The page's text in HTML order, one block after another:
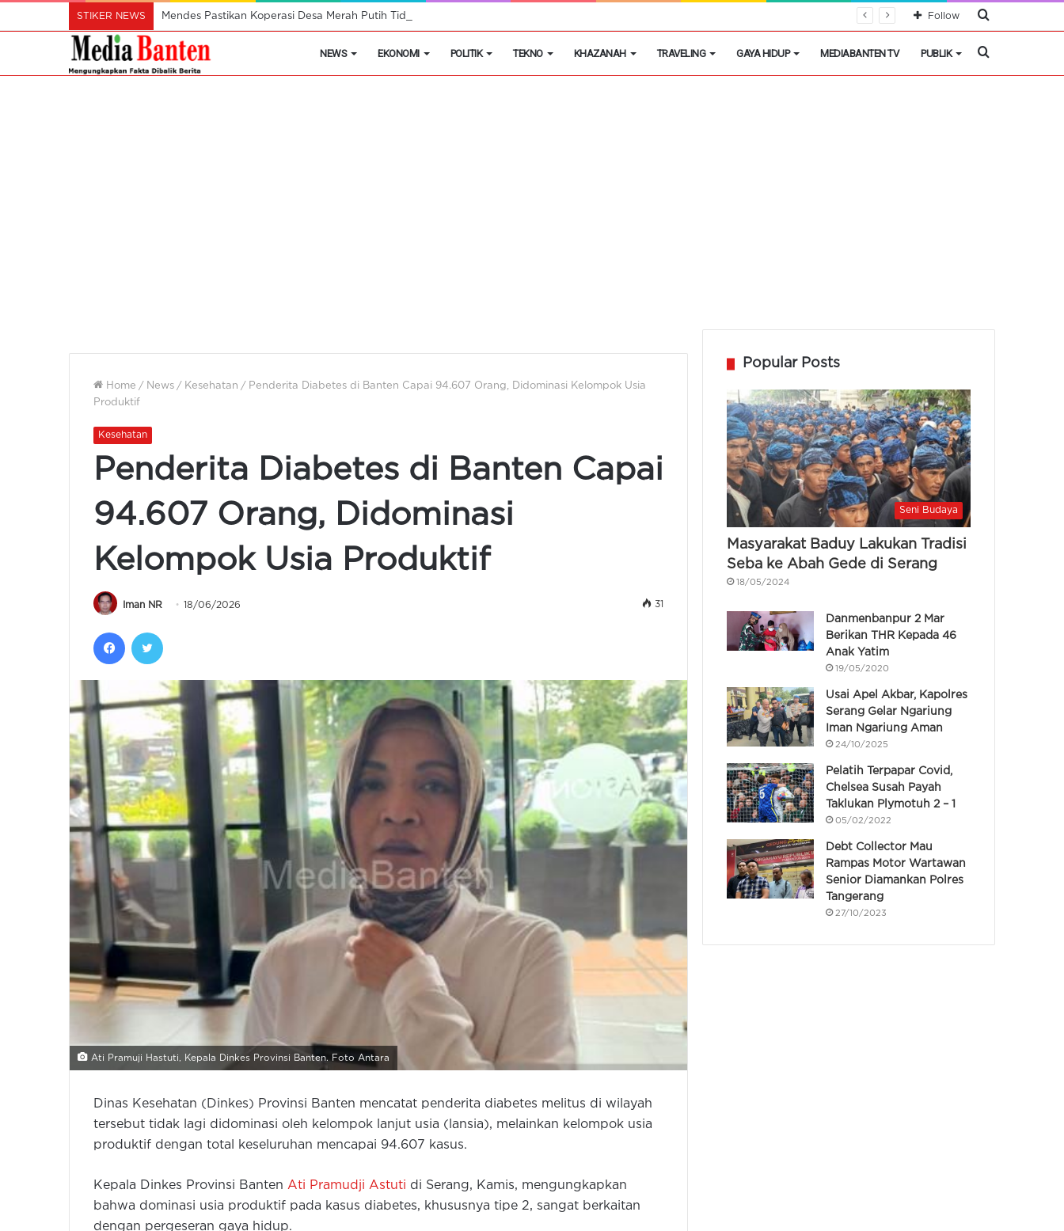
STIKER NEWS Mendes Pastikan Koperasi Desa Merah Putih Tidak Akan Menutup Warung Kelontongan di Desa Cari
Follow
NEWS EKONOMI POLITIK TEKNO KHAZANAH TRAVELING GAYA HIDUP MEDIABANTEN TV PUBLIK Cari
Home / News / Kesehatan / Penderita Diabetes di Banten Capai 94.607 Orang, Didominasi Kelompok Usia
Produktif
Kesehatan
Penderita Diabetes di Banten Capai
94.607 Orang, Didominasi
Kelompok Usia Produktif
Iman NR 18/06/2026 31
Facebook
Ati Pramuji Hastuti, Kepala Dinkes Provinsi Banten. Foto Antara
Dinas Kesehatan (Dinkes) Provinsi Banten mencatat penderita diabetes melitus di wilayah
tersebut tidak lagi didominasi oleh kelompok lanjut usia (lansia), melainkan kelompok usia
produktif dengan total keseluruhan mencapai 94.607 kasus.
Kepala Dinkes Provinsi Banten Ati Pramudji Astuti di Serang, Kamis, mengungkapkan
bahwa dominasi usia produktif pada kasus diabetes, khususnya tipe 2, sangat berkaitan
dengan pergeseran gaya hidup.
Popular Posts
Seni Budaya
Masyarakat Baduy Lakukan Tradisi
Seba ke Abah Gede di Serang
18/05/2024
Danmenbanpur 2 Mar
Berikan THR Kepada 46
Anak Yatim
19/05/2020
Usai Apel Akbar, Kapolres
Serang Gelar Ngariung
Iman Ngariung Aman
24/10/2025
Pelatih Terpapar Covid,
Chelsea Susah Payah
Taklukan Plymotuh 2 – 1
05/02/2022
Debt Collector Mau
Rampas Motor Wartawan
Senior Diamankan Polres
Tangerang
27/10/2023